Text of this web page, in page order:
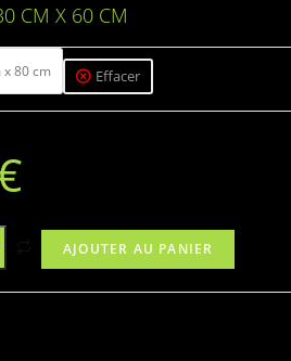
CM X 60 CM
x 80 cm Effacer
AJOUTER AU PANIER